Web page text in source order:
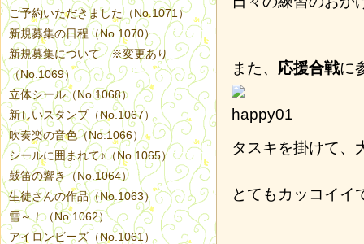
また、 応援合戦に
タスキを掛けて、
とてもカッコイイ
ご予約いただきました（No.1071）
新規募集の日程（No.1070）
新規募集について ※変更あり
（No.1069）
立体シール（No.1068）
新しいスタンプ（No.1067）
吹奏楽の音色（No.1066）
シールに囲まれて♪（No.1065）
鼓笛の響き（No.1064）
生徒さんの作品（No.1063）
雪～！（No.1062）
アイロンビーズ（No.1061）